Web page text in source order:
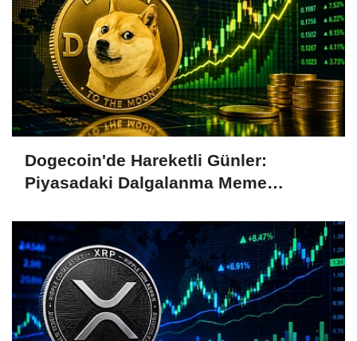
Dogecoin'de Hareketli Günler:
Piyasadaki Dalgalanma Meme